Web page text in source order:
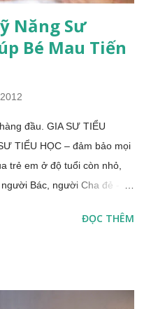
Năng Sư
Bé Mau Tiến
đầu. GIA SƯ TIỂU
TIỂU HỌC – đảm bảo mọi
trẻ em ở độ tuổi còn nhỏ,
Bác, người Cha đẻ -
Trong thời kì đất nước còn
rằng con vẫn đang tuổi ăn
ĐỌC THÊM